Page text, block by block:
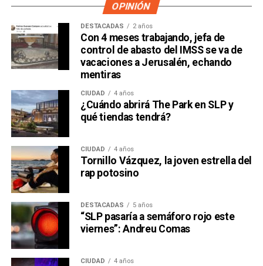
OPINIÓN
DESTACADAS 2 años
Con 4 meses trabajando, jefa de
control de abasto del IMSS se va de
vacaciones a Jerusalén, echando
mentiras
CIUDAD 4 años
¿Cuándo abrirá The Park en SLP y
qué tiendas tendrá?
CIUDAD 4 años
Tornillo Vázquez, la joven estrella del
rap potosino
DESTACADAS 5 años
“SLP pasaría a semáforo rojo este
viernes”: Andreu Comas
CIUDAD 4 años